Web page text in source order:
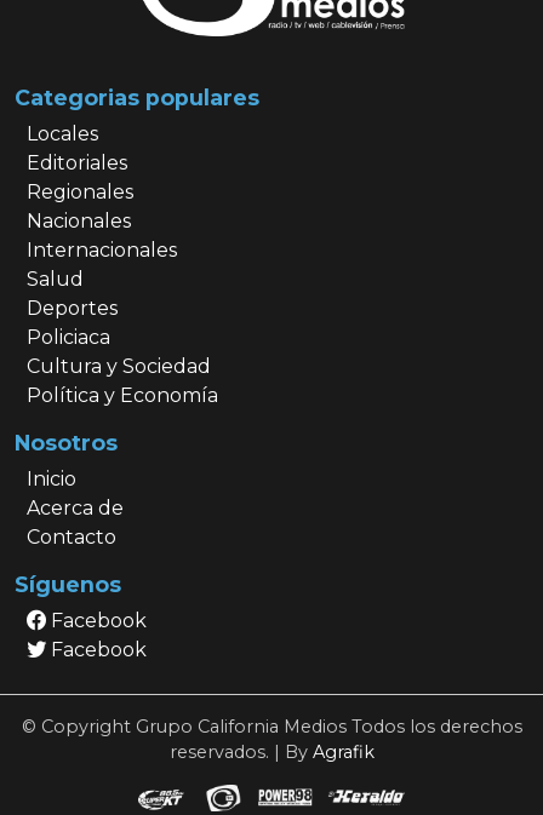
Categorias populares
Locales
Editoriales
Regionales
Nacionales
Internacionales
Salud
Deportes
Policiaca
Cultura y Sociedad
Política y Economía
Nosotros
Inicio
Acerca de
Contacto
Síguenos
Facebook
Facebook
© Copyright Grupo California Medios Todos los derechos
reservados. | By Agrafik